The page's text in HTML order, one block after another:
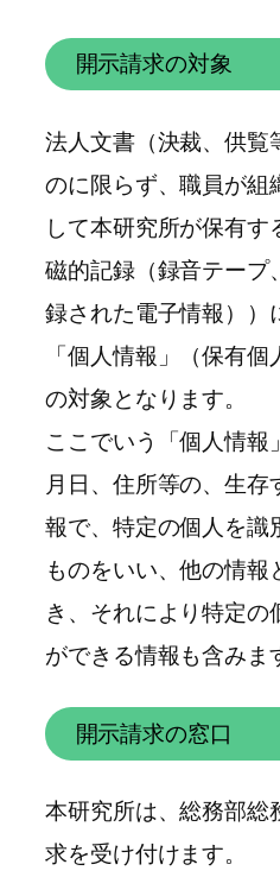
開示請求の対象
法人文書（決裁、供覧
のに限らず、職員が組
して本研究所が保有
磁的記録（録音テープ
録された電子情報））
「個人情報」（保有
の対象となります。
ここでいう「個人情報
月日、住所等の、生
報で、特定の個人を識
ものをいい、他の情報
き、それにより特定の
ができる情報も含みま
開示請求の窓口
本研究所は、総務部総
求を受け付けます。